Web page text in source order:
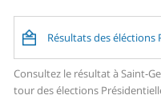
Résultats des éléctions
Consultez le résultat à Saint-
tour des élections